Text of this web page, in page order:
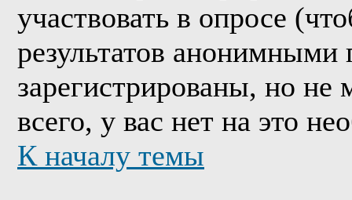
участвовать в опросе
результатов
зарегистрированы, но не
всего, у вас нет на это
К началу темы